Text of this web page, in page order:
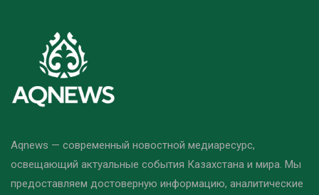
Aqnews — современный новостной медиаресурс,
освещающий актуальные события Казахстана и мира. Мы
предоставляем достоверную информацию, аналитические